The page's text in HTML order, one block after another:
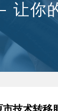
让你